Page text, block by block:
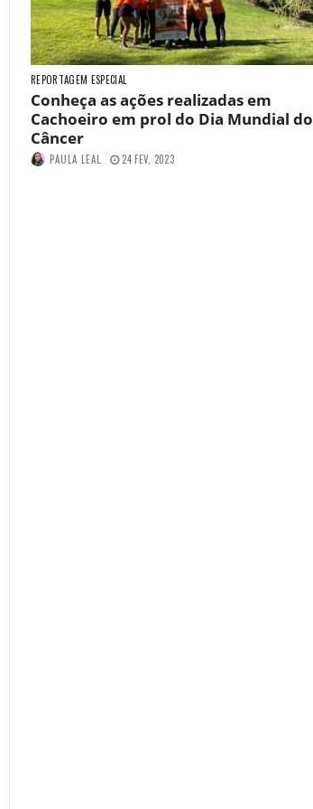
REPORTAGEM ESPECIAL
Conheça as ações realizadas em
Cachoeiro em prol do Dia Mundial do
Câncer
PAULA LEAL 24 FEV, 2023